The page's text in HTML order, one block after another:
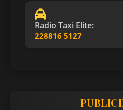
Radio Taxi Elite:
228816 5127